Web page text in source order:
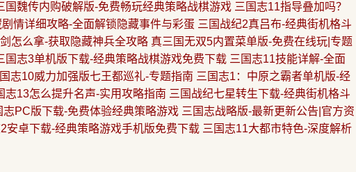
国魏传内购破解版-免费畅玩经典策略战棋游戏 三国志11指导叠加吗？
情详细攻略-全面解锁隐藏事件与彩蛋 三国战纪2真吕布-经典街机格斗
怎么拿-获取隐藏神兵全攻略 真三国无双5内置菜单版-免费在线玩|专题
国志3单机版下载-经典策略战棋游戏免费下载 三国志11技能详解-全面
志10威力加强版七王都巡礼-专题指南 三国志1：中原之霸者单机版-经
志13怎么提升名声-实用攻略指南 三国战纪七星转生下载-经典街机格斗
志PC版下载-免费体验经典策略游戏 三国志战略版-最新更新公告|官方资
安卓下载-经典策略游戏手机版免费下载 三国志11大都市特色-深度解析